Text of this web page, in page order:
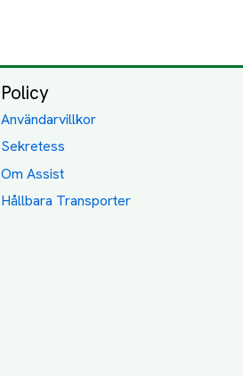
Policy
Användarvillkor
Sekretess
Om Assist
Hållbara Transporter